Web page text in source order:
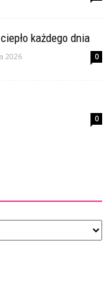
każdego dnia
2026 0
0